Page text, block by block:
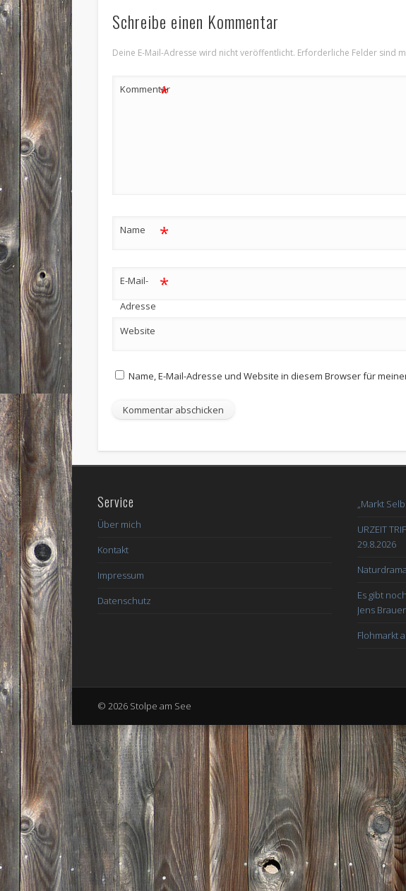
Schreibe einen Kommentar
Deine E-Mail-Adresse wird nicht veröffentlicht. Erforderliche Felder sind
Kommentar
*
Name *
E-Mail-
Adresse
*
Website
Name, E-Mail-Adresse und Website in diesem Browser für
Service
Über mich
Kontakt
Impressum
Datenschutz
„Markt
URZEIT
29.8.2026
Es gibt
Jens Brauer
Flohmarkt
© 2026 Stolpe am See